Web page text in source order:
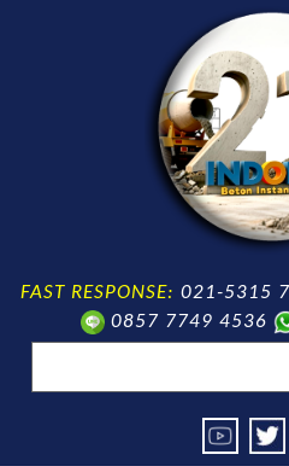
FAST RESPONSE: 021-5315
0857 7749 4536